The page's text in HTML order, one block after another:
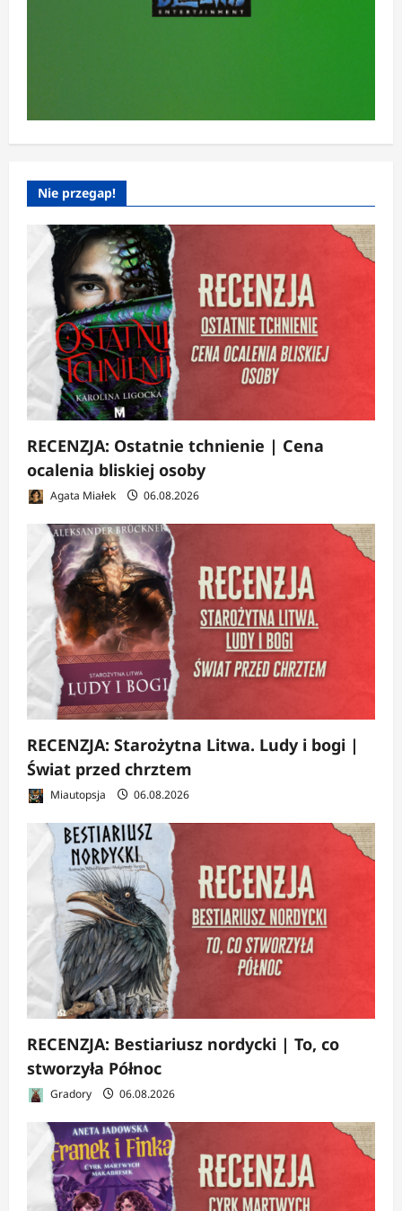
Nie przegap!
RECENZJA: Ostatnie tchnienie | Cena
ocalenia bliskiej osoby
Agata Miałek 06.08.2026
RECENZJA: Starożytna Litwa. Ludy i bogi |
Świat przed chrztem
Miautopsja 06.08.2026
RECENZJA: Bestiariusz nordycki | To, co
stworzyła Północ
Gradory 06.08.2026